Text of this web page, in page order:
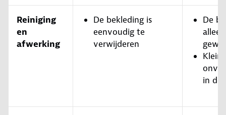
Reiniging
en
afwerking
De bekleding is
eenvoudig te
verwijderen
De
Kleine
in de